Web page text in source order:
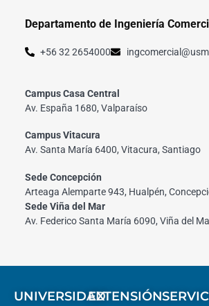
Departamento de Ingeniería
+56 32 2654000
Campus Casa Central
Av. España 1680, Valparaíso
Campus Vitacura
Av. Santa María 6400, Vitacura, Santiago
Sede Concepción
Arteaga Alemparte 943, Hualpén,
Sede Viña del Mar
Av. Federico Santa María 6090, Viña del
UNIVERSIDADEXTENSIÓN